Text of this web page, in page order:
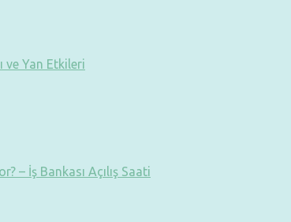
ve Yan Etkileri
– İş Bankası Açılış Saati